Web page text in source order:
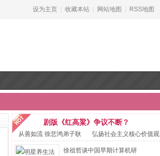
设为主页 收藏本站 网站地图 RSS地图
剧版《红高粱》争议不断？
从善如流 徐悲鸿弟子耿
志
弘扬社会主义核心价值观
徐祖哲谈中国早期计算机研